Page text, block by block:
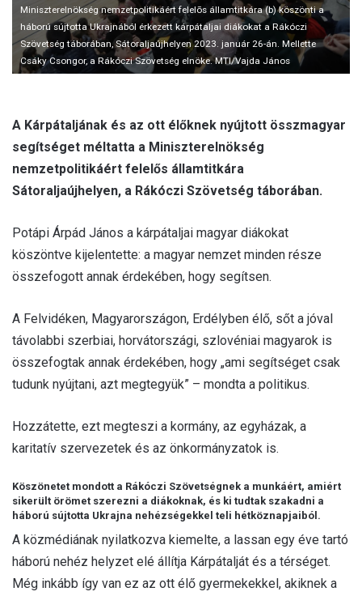
Miniszterelnökség nemzetpolitikáért felelõs államtitkára (b) köszönti a
háború sújtotta Ukrajnából érkezett kárpátaljai diákokat a Rákóczi
Szövetség táborában, Sátoraljaújhelyen 2023. január 26-án. Mellette
Csáky Csongor, a Rákóczi Szövetség elnöke. MTI/Vajda János
A Kárpátaljának és az ott élőknek nyújtott összmagyar
segítséget méltatta a Miniszterelnökség
nemzetpolitikáért felelős államtitkára
Sátoraljaújhelyen, a Rákóczi Szövetség táborában.
Potápi Árpád János a kárpátaljai magyar diákokat
köszöntve kijelentette: a magyar nemzet minden része
összefogott annak érdekében, hogy segítsen.
A Felvidéken, Magyarországon, Erdélyben élő, sőt a jóval
távolabbi szerbiai, horvátországi, szlovéniai magyarok is
összefogtak annak érdekében, hogy „ami segítséget csak
tudunk nyújtani, azt megtegyük” – mondta a politikus.
Hozzátette, ezt megteszi a kormány, az egyházak, a
karitatív szervezetek és az önkormányzatok is.
Köszönetet mondott a Rákóczi Szövetségnek a munkáért, amiért
sikerült örömet szerezni a diákoknak, és ki tudtak szakadni a
háború sújtotta Ukrajna nehézségekkel teli hétköznapjaiból.
A közmédiának nyilatkozva kiemelte, a lassan egy éve tartó
háború nehéz helyzet elé állítja Kárpátalját és a térséget.
Még inkább így van ez az ott élő gyermekekkel, akiknek a